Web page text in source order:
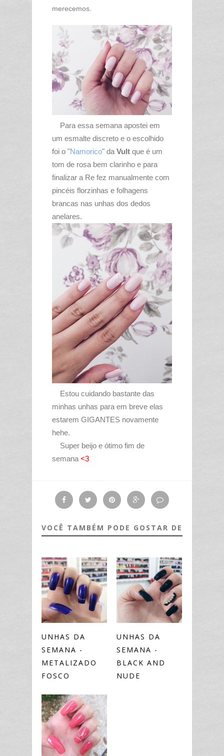
merecemos.
Para essa semana apostei em
um esmalte discreto e o escolhido
foi o "Namorico" da Vult que é um
tom de rosa bem clarinho e para
finalizar a Re fez manualmente com
pincéis florzinhas e folhagens
brancas nas unhas dos dedos
anelares.
Estou cuidando bastante das
minhas unhas para em breve elas
estarem GIGANTES novamente
hehe.
Super beijo e ótimo fim de
semana <3
VOCÊ TAMBÉM PODE GOSTAR DE
UNHAS DA
SEMANA -
METALIZADO
FOSCO
UNHAS DA
SEMANA -
BLACK AND
NUDE